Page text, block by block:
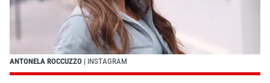
ANTONELA ROCCUZZO | INSTAGRAM